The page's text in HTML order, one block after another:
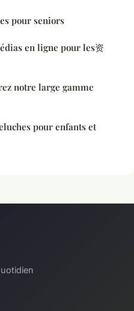
pour seniors
en ligne pour les资
notre large gamme
pour enfants et